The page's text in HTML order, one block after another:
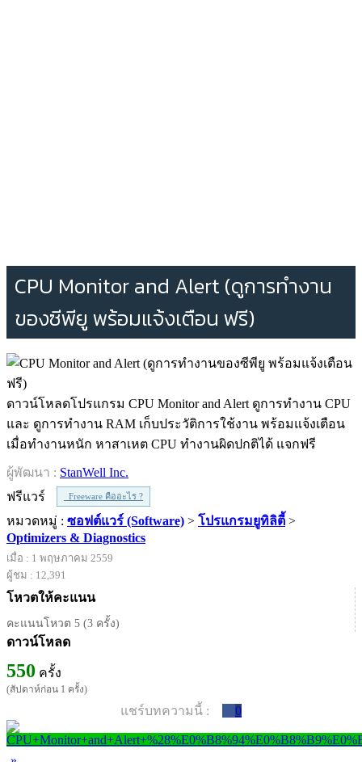
CPU Monitor and Alert (ดูการทำงาน
ของซีพียู พร้อมแจ้งเตือน ฟรี)
ดาวน์โหลดโปรแกรม CPU Monitor and Alert ดูการทำงาน CPU
และ ดูการทำงาน RAM เก็บประวัติการใช้งาน พร้อมแจ้งเตือน
เมื่อทำงานหนัก หาสาเหต CPU ทำงานผิดปกติได้ แจกฟรี
ผู้พัฒนา : StanWell Inc.
ฟรีแวร์
Freeware คืออะไร ?
หมวดหมู่ : ซอฟต์แวร์ (Software) > โปรแกรมยูทิลิตี้ >
Optimizers & Diagnostics
เมื่อ : 1 พฤษภาคม 2559
ผู้ชม : 12,391
โหวตให้คะแนน
คะแนนโหวต 5 (3 ครั้ง)
ดาวน์โหลด
550 ครั้ง
(สัปดาห์ก่อน 1 ครั้ง)
แชร์บทความนี้ : 0